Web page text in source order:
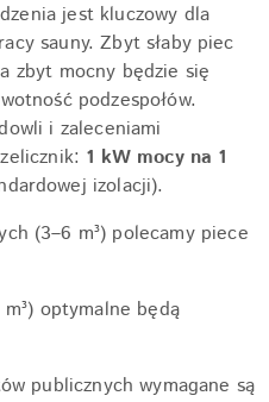
jest kluczowy dla
sauny. Zbyt słaby piec
zbyt mocny będzie się
podzespołów.
i zaleceniami
1 kW mocy na 1
izolacji).
(3–6 m³) polecamy piece
optymalne będą
publicznych wymagane są